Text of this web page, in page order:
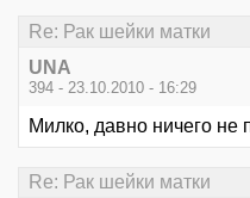
Re: Рак шейки матки
UNA
394 - 23.10.2010 - 16:29
Милко, давно ничего не
Re: Рак шейки матки